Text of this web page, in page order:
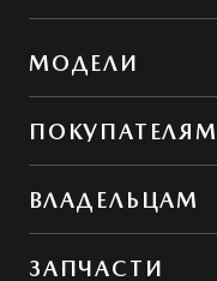
МОДЕЛИ
Mazda CX-50
ПОКУПАТЕЛЯМ
Корпоративным клиентам
ВЛАДЕЛЬЦАМ
Сервис и ремонт
ЗАПЧАСТИ